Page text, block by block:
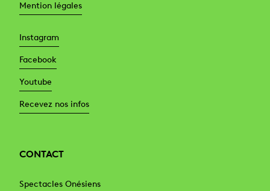
Mention légales
Instagram
Facebook
Youtube
Recevez nos infos
CONTACT
Spectacles Onésiens